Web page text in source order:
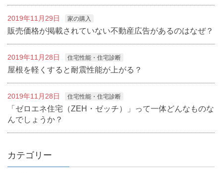
2019年11月29日 家の購入
販売価格が掲載されていない不動産広告があるのはなぜ？
2019年11月28日 住宅性能・住宅診断
屋根を軽くすると耐震性能が上がる？
2019年11月28日 住宅性能・住宅診断
「ゼロエネ住宅（ZEH・ゼッチ）」って一体どんなものな
んでしょうか？
カテゴリー